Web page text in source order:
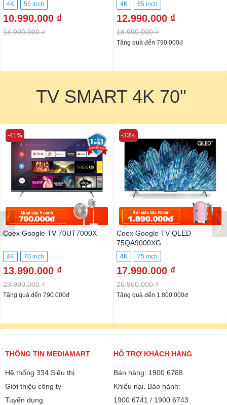
4K 55 inch
10.990.000 ₫
14.990.000 ₫
4K 65 inch
12.990.000 ₫
18.990.000 ₫
Tặng quà đến 790.000đ
TV SMART 4K 70"
Coex Google TV 70UT7000X
4K 70 inch
13.990.000 ₫
23.990.000 ₫
-41%
Tặng quà đến 790.000đ
Coex Google TV QLED
75QA9000XG
4K 75 inch
17.990.000 ₫
26.900.000 ₫
-33%
Tặng quà đến 1.800.000đ
THÔNG TIN MEDIAMART
Hệ thống 334 Siêu thị
Giới thiệu công ty
Tuyển dụng
HỖ TRỢ KHÁCH HÀNG
Bán hàng: 1900 6788
Khiếu nại, Bảo hành:
1900 6741 / 1900 6743